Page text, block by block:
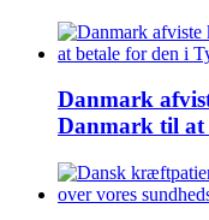
Danmark
Danmark til at